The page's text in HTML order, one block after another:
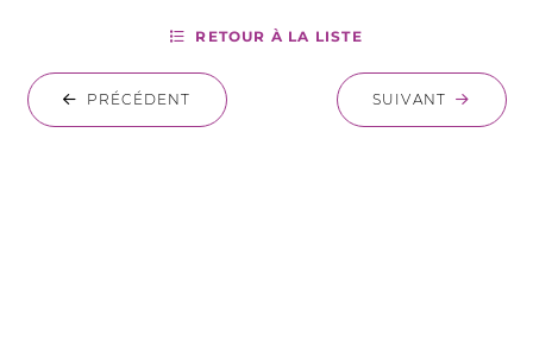
PRÉCÉDENT
RETOUR À LA LISTE
SUIVANT